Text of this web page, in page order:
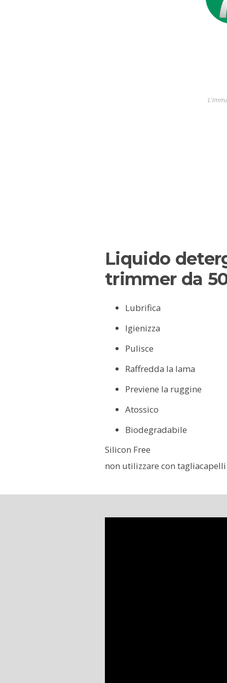
Liquido
trimmer da
Lubrifica
Igienizza
Pulisce
Raffredda la lama
Previene la ruggine
Atossico
Biodegradabile
Silicon Free
non utilizzare con tagliacapelli